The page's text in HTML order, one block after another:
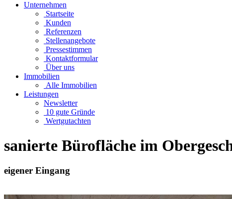
Unternehmen
Startseite
Kunden
Referenzen
Stellenangebote
Pressestimmen
Kontaktformular
Über uns
Immobilien
Alle Immobilien
Leistungen
Newsletter
10 gute Gründe
Wertgutachten
sanierte Bürofläche im
eigener Eingang